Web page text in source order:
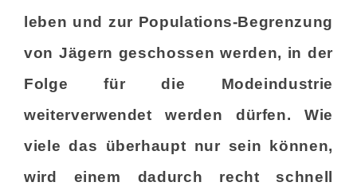
leben und zur Populations-Begrenzung
von Jägern geschossen werden, in der
Folge für die Modeindustrie
weiterverwendet werden dürfen. Wie
viele das überhaupt nur sein können,
wird einem dadurch recht schnell